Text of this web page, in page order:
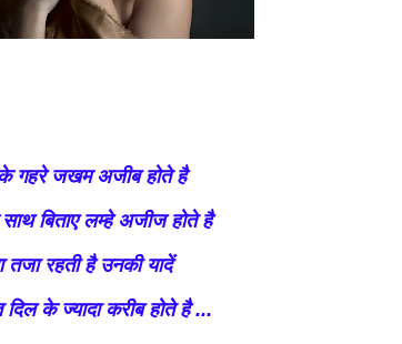
के गहरे जखम अजीब होते है
बिताए लम्हे अजीज होते है
तजा रहती है उनकी यादें
दिल के ज्यादा करीब होते है ...